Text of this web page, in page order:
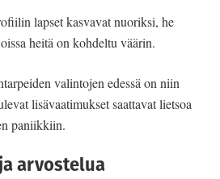
lapset kasvavat nuoriksi, he
heitä on kohdeltu väärin.
valintojen edessä on niin
lisävaatimukset saattavat lietsoa
paniikkiin.
arvostelua